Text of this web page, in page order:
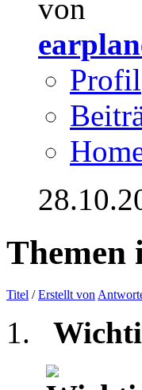
von
Profil
Themen
Titel /Erstellt von